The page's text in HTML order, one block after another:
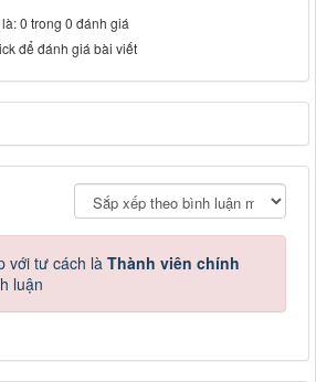
0 trong 0 đánh giá
để đánh giá bài viết
với tư cách làThành viên chính
luận